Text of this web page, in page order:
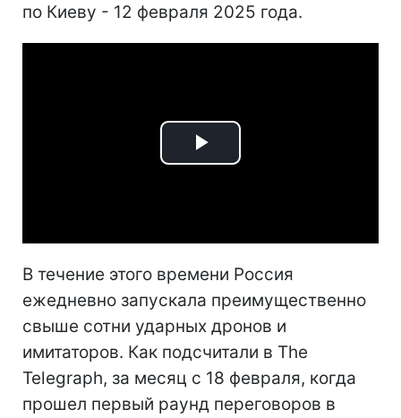
по Киеву - 12 февраля 2025 года.
Play
В течение этого времени Россия
ежедневно запускала преимущественно
свыше сотни ударных дронов и
имитаторов. Как подсчитали в The
Telegraph, за месяц с 18 февраля, когда
прошел первый раунд переговоров в